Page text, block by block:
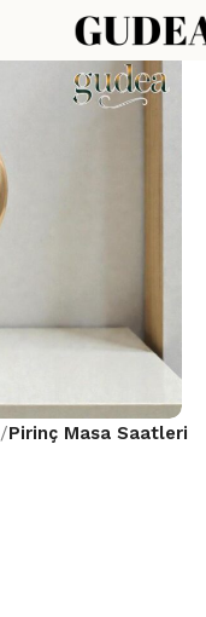
Pirinç Masa Saatleri